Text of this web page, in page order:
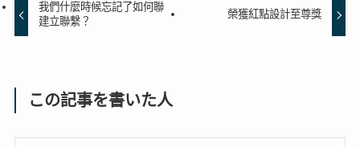
我們什麼時候忘記了如何聯
建立聯繫？
榮獲紅點設計至尊獎
この記事を書いた人